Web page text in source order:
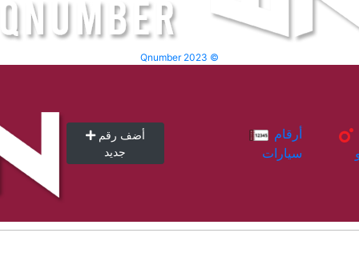
Qnumber 2023 ©
أضف رقم
جديد
سيارات